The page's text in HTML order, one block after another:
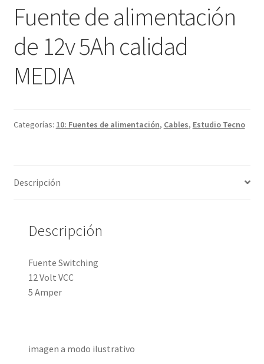
Fuente de alimentación
de 12v 5Ah calidad
MEDIA
Categorías: 10: Fuentes de alimentación, Cables, Estudio Tecno
Descripción
Descripción
Fuente Switching
12 Volt VCC
5 Amper
imagen a modo ilustrativo